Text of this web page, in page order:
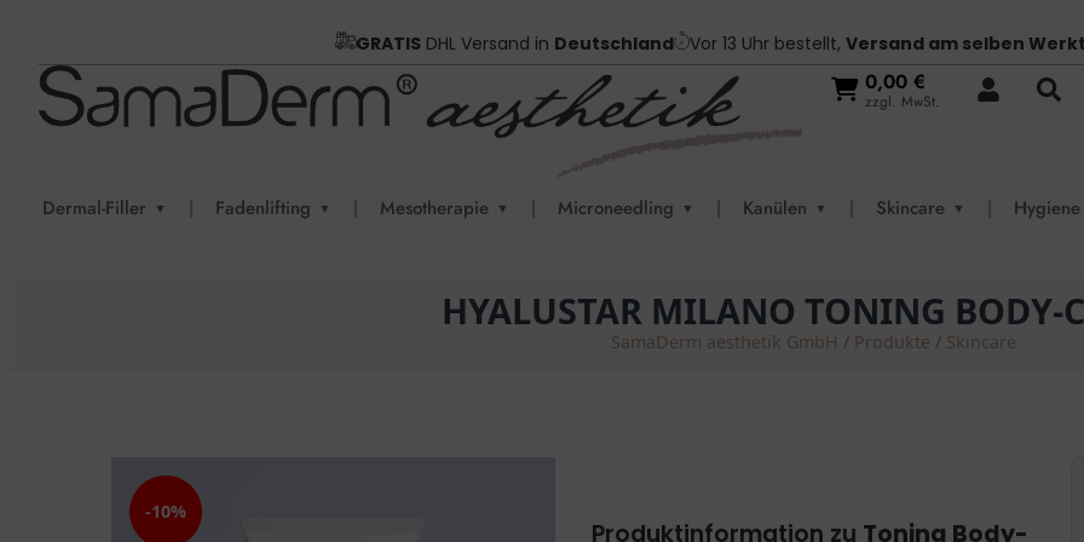
GRATIS DHL Versand in Deutschland Vor 13 Uhr bestellt, Versand am selben
0,00 €
zzgl. MwSt.
Dermal-Filler ▼ | Fadenlifting ▼ | Mesotherapie ▼ | Microneedling ▼ | Kanülen ▼ | Skincare ▼ |
HYALUSTAR MILANO TONING BODY-
SamaDerm aesthetik GmbH / Produkte / Skincare
-10%
Produktinformation zu Toning Body-